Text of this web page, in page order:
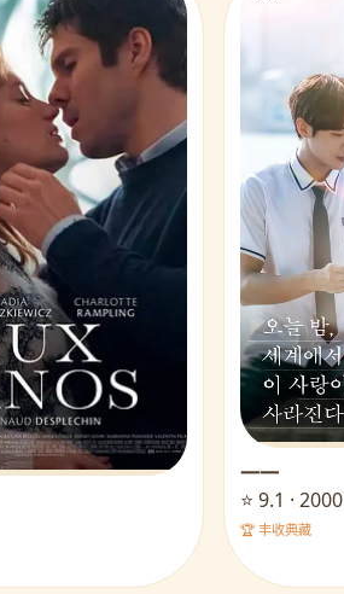
一一
⭐ 9.1 · 2000
🏆 丰收典藏